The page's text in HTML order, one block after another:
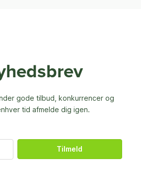
gode tilbud, konkurrencer og
tid afmelde dig igen.
Tilmeld